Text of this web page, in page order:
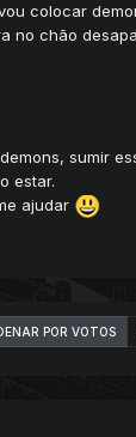
colocar
no chão
sumir
estar.
ajudar
POR VOTOS